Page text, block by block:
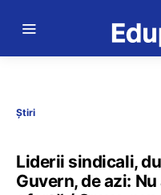
Știri
Liderii sindicali,
Guvern, de azi: